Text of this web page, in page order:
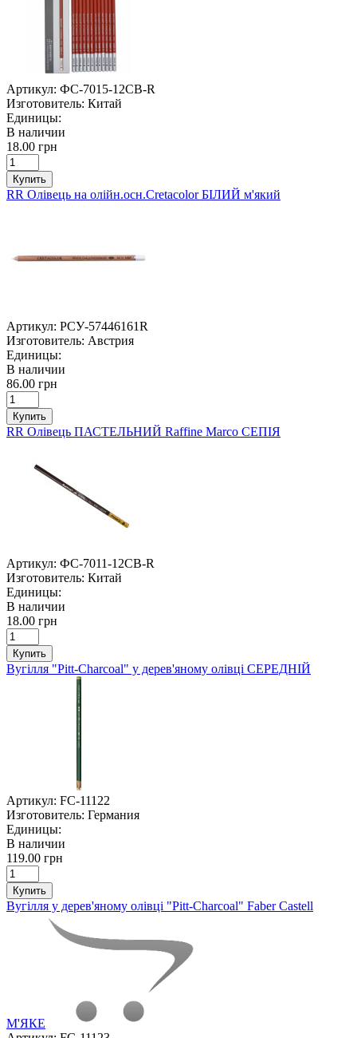
Артикул: ФС-7015-12CB-R
Изготовитель: Китай
Единицы:
В наличии
18.00 грн
Купить
RR Олівець на олійн.осн.Cretacolor БІЛИЙ м'який
Артикул: РСУ-57446161R
Изготовитель: Австрия
Единицы:
В наличии
86.00 грн
Купить
RR Олівець ПАСТЕЛЬНИЙ Raffine Marco СЕПІЯ
Артикул: ФС-7011-12CB-R
Изготовитель: Китай
Единицы:
В наличии
18.00 грн
Купить
Вугілля "Pitt-Charcoal" у дерев'яному олівці СЕРЕДНІЙ
Артикул: FC-11122
Изготовитель: Германия
Единицы:
В наличии
119.00 грн
Купить
Вугілля у дерев'яному олівці "Pitt-Charcoal" Faber Castell
М'ЯКЕ